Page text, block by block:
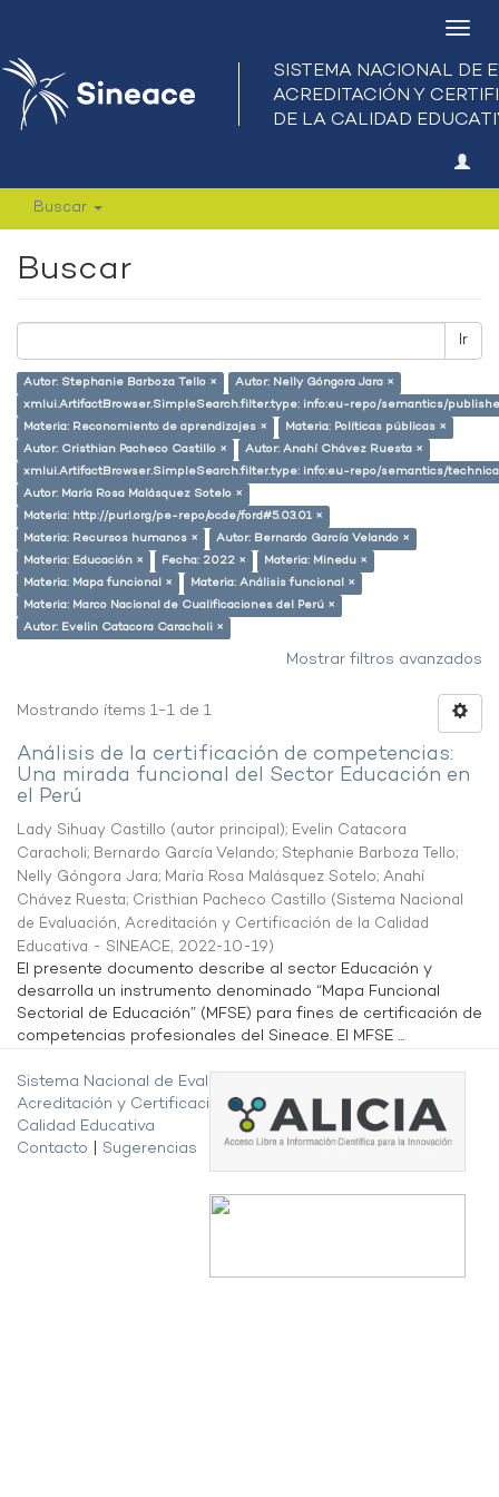
Buscar
Buscar
Ir
Autor: Stephanie Barboza Tello ×
Autor: Nelly Góngora Jara ×
xmlui.ArtifactBrowser.SimpleSearch.filter.type: info:eu-repo/semantics/
Materia: Reconomiento de aprendizajes ×
Materia: Políticas públicas ×
Autor: Cristhian Pacheco Castillo ×
Autor: Anahí Chávez Ruesta ×
xmlui.ArtifactBrowser.SimpleSearch.filter.type: info:eu-repo/semantics/
Autor: María Rosa Malásquez Sotelo ×
Materia: http://purl.org/pe-repo/ocde/ford#5.03.01 ×
Materia: Recursos humanos ×
Autor: Bernardo García Velando ×
Materia: Educación ×
Fecha: 2022 ×
Materia: Minedu ×
Materia: Mapa funcional ×
Materia: Análisis funcional ×
Materia: Marco Nacional de Cualificaciones del Perú ×
Autor: Evelin Catacora Caracholi ×
Mostrar filtros avanzados
Mostrando ítems 1-1 de 1
Análisis de la certificación de competencias:
Una mirada funcional del Sector Educación en
el Perú
Lady Sihuay Castillo (autor principal); Evelin Catacora
Caracholi; Bernardo García Velando; Stephanie Barboza Tello;
Nelly Góngora Jara; María Rosa Malásquez Sotelo; Anahí
Chávez Ruesta; Cristhian Pacheco Castillo (Sistema Nacional
de Evaluación, Acreditación y Certificación de la Calidad
Educativa - SINEACE, 2022-10-19)
El presente documento describe al sector Educación y
desarrolla un instrumento denominado “Mapa Funcional
Sectorial de Educación” (MFSE) para fines de certificación de
competencias profesionales del Sineace. El MFSE ...
Sistema Nacional de Evaluación,
Acreditación y Certificación de la
Calidad Educativa
Contacto
Sugerencias